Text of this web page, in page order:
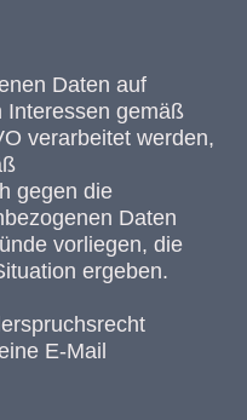
Daten auf
Interessen gemäß
verarbeitet werden,
gegen die
Daten
vorliegen, die
ergeben.
E-Mail